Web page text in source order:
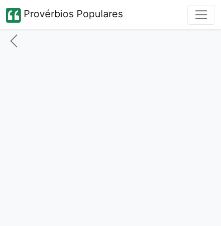
Provérbios Populares